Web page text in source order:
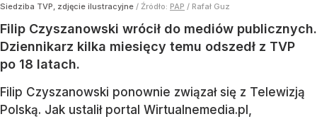
Siedziba TVP, zdjęcie ilustracyjne / Źródło: PAP / Rafał Guz
Filip Czyszanowski wrócił do mediów publicznych.
Dziennikarz kilka miesięcy temu odszedł z TVP
po 18 latach.
Filip Czyszanowski ponownie związał się z Telewizją
Polską. Jak ustalił portal Wirtualnemedia.pl,